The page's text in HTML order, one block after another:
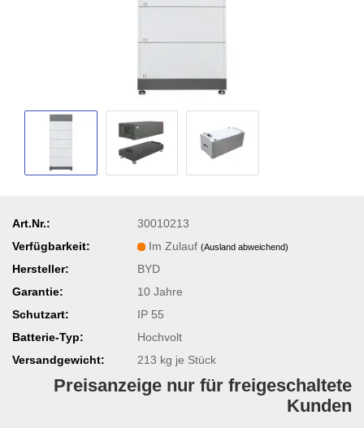
Art.Nr.:
30010213
Verfügbarkeit:
Im Zulauf (Ausland abweichend)
Hersteller:
BYD
Garantie:
10 Jahre
Schutzart:
IP 55
Batterie-Typ:
Hochvolt
Versandgewicht:
213 kg je Stück
Preisanzeige nur für freigeschaltete
Kunden